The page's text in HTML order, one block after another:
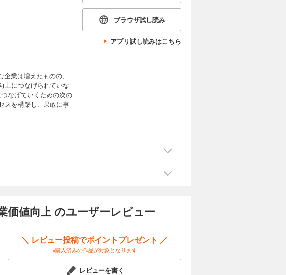
業は増えたものの、
上につなげられていな
なげていくための次の
スを構築し、果敢に事
トフォリオ評価とその
ブラウザ試し読み
アプリ試し読みはこちら
値向上 のユーザーレビュー
＼ レビュー投稿でポイントプレゼント ／
※購入済みの作品が対象となります
レビューを書く